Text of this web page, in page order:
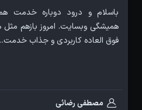
باسلام و درود دوباره خدمت
همیشگی وبسایت. امروز بازهم مثل
فوق العاده کاربردی و جذاب
مصطفی رضائی